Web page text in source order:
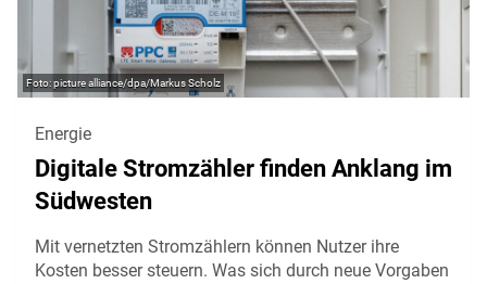
picture alliance/dpa/Markus Scholz
Energie
Digitale Stromzähler finden Anklang im
Südwesten
Mit vernetzten Stromzählern können Nutzer ihre
Kosten besser steuern. Was sich durch neue Vorgaben